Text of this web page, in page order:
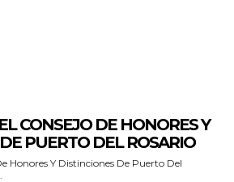
CONSEJO DE HONORES Y
PUERTO DEL ROSARIO
Honores Y Distinciones De Puerto Del